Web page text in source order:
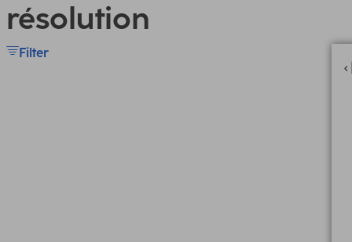
résolution
Filter